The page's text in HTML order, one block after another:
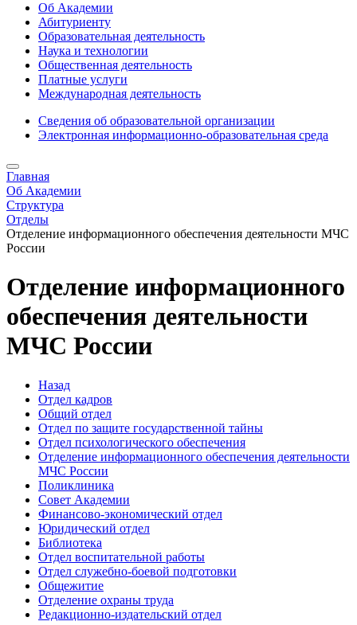
Об Академии
Абитуриенту
Образовательная деятельность
Наука и технологии
Общественная деятельность
Платные услуги
Международная деятельность
Сведения об образовательной организации
Электронная информационно-образовательная среда
Главная
Об Академии
Структура
Отделы
Отделение информационного обеспечения деятельности МЧС
России
Отделение информационного
обеспечения деятельности
МЧС России
Назад
Отдел кадров
Общий отдел
Отдел по защите государственной тайны
Отдел психологического обеспечения
Отделение информационного обеспечения деятельности
МЧС России
Поликлиника
Совет Академии
Финансово-экономический отдел
Юридический отдел
Библиотека
Отдел воспитательной работы
Отдел служебно-боевой подготовки
Общежитие
Отделение охраны труда
Редакционно-издательский отдел